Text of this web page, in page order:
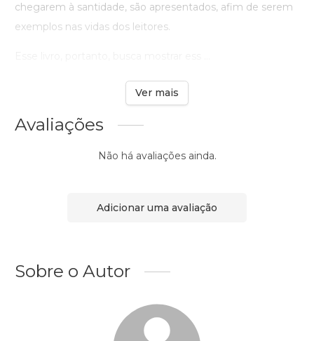
chegarem à santidade, são apresentados, afim de serem
exemplos nas vidas dos leitores.
Ver mais
Avaliações
Não há avaliações ainda.
Adicionar uma avaliação
Sobre o Autor